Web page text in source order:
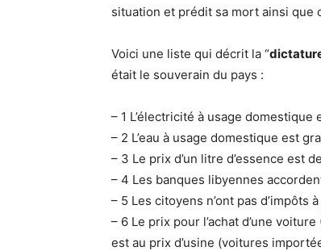
situation et prédit sa mort ainsi que
Voici une liste qui décrit la “
était le souverain du pays :
– 1 L’électricité à usage domestique
– 2 L’eau à usage domestique est
– 3 Le prix d’un litre d’essence est
– 4 Les banques libyennes
– 5 Les citoyens n’ont pas d’impôts
– 6 Le prix pour l’achat d’une
est au prix d’usine (voitures